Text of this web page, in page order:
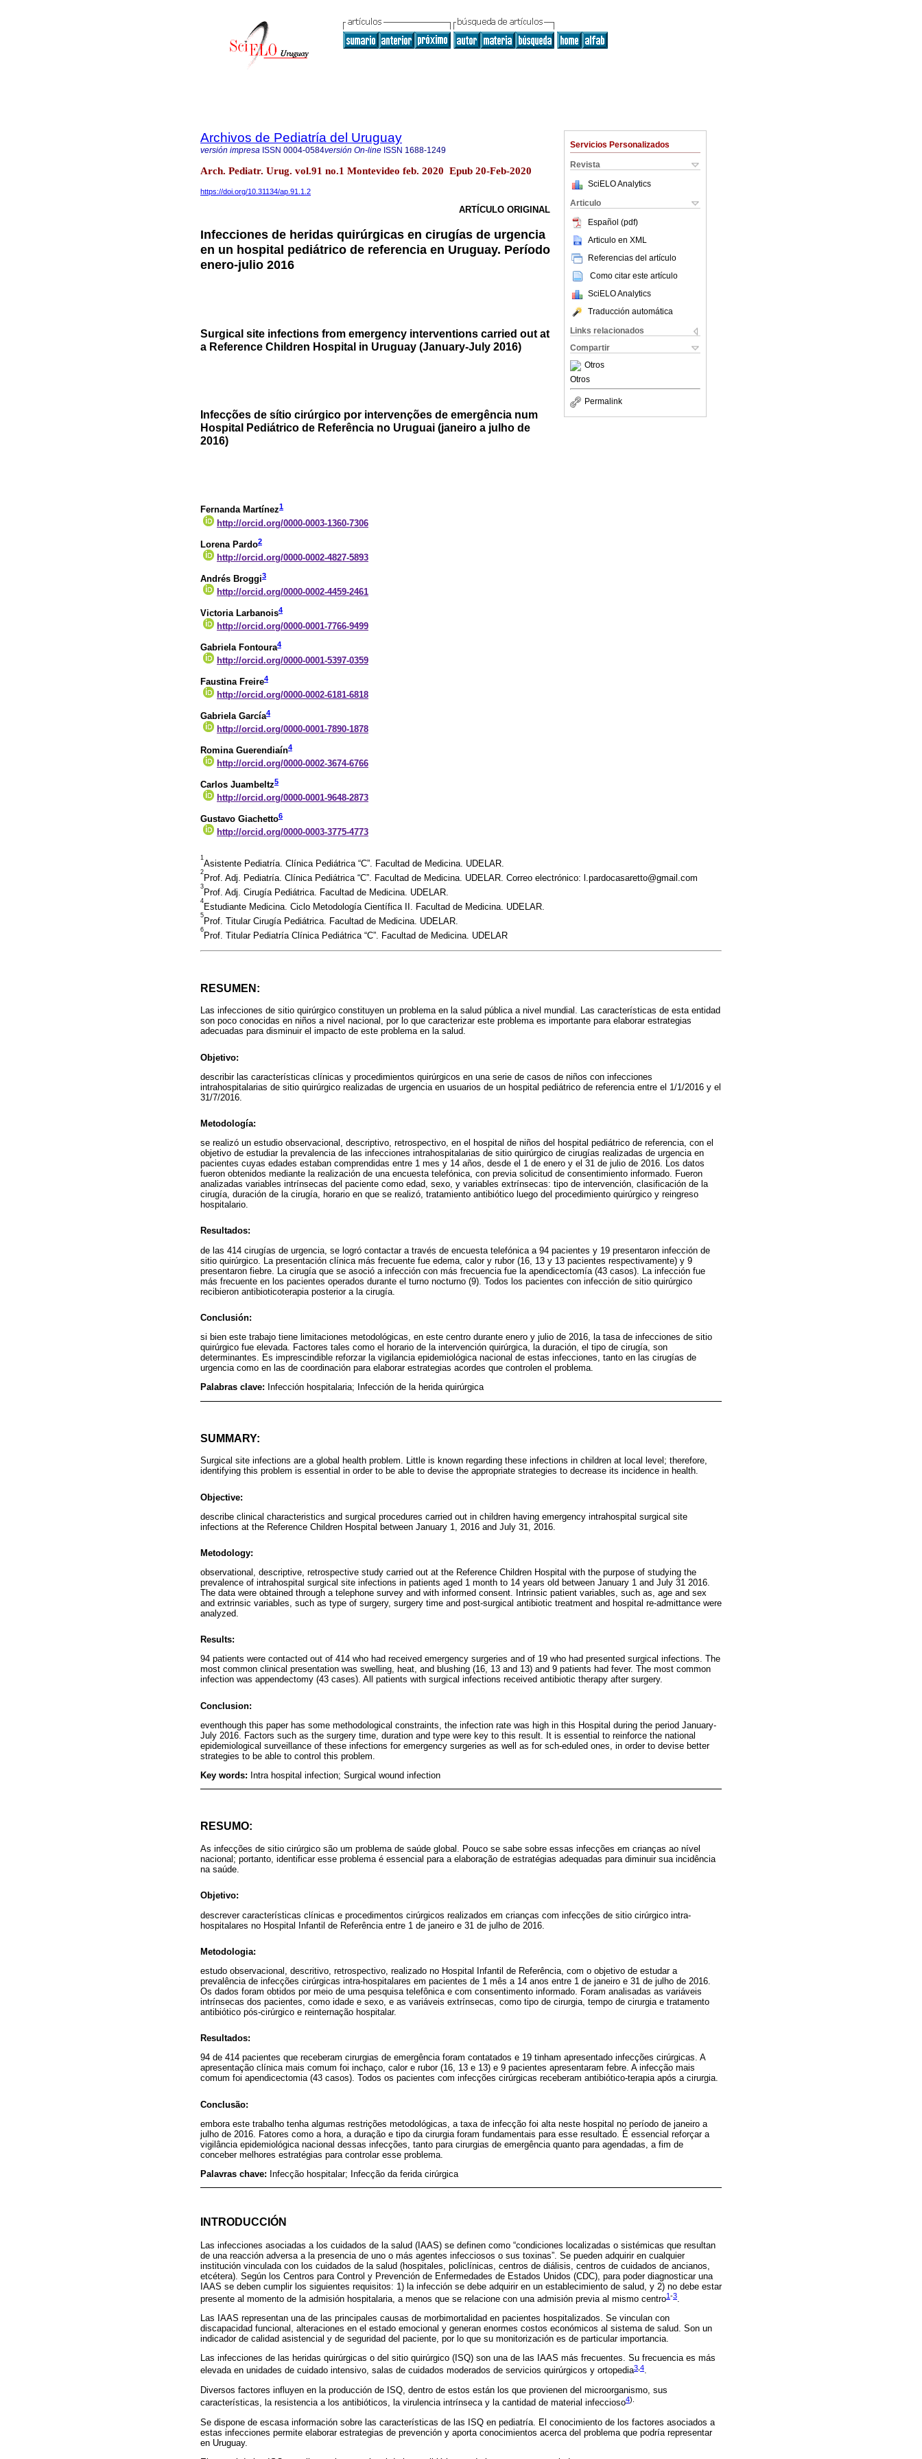
Servicios Personalizados
Revista
SciELO Analytics
Articulo
Español (pdf)
Articulo en XML
Referencias del artículo
Como citar este artículo
SciELO Analytics
Traducción automática
Links relacionados
Compartir
Otros
Otros
Permalink
Archivos de Pediatría del Uruguay
versión impresa ISSN 0004-0584versión On-line ISSN 1688-1249
Arch. Pediatr. Urug. vol.91 no.1 Montevideo feb. 2020 Epub 20-Feb-2020
https://doi.org/10.31134/ap.91.1.2
ARTÍCULO ORIGINAL
Infecciones de heridas quirúrgicas en cirugías de urgencia
en un hospital pediátrico de referencia en Uruguay. Período
enero-julio 2016
Surgical site infections from emergency interventions carried out at
a Reference Children Hospital in Uruguay (January-July 2016)
Infecções de sítio cirúrgico por intervenções de emergência num
Hospital Pediátrico de Referência no Uruguai (janeiro a julho de
2016)
Fernanda Martínez1
http://orcid.org/0000-0003-1360-7306
Lorena Pardo2
http://orcid.org/0000-0002-4827-5893
Andrés Broggi3
http://orcid.org/0000-0002-4459-2461
Victoria Larbanois4
http://orcid.org/0000-0001-7766-9499
Gabriela Fontoura4
http://orcid.org/0000-0001-5397-0359
Faustina Freire4
http://orcid.org/0000-0002-6181-6818
Gabriela García4
http://orcid.org/0000-0001-7890-1878
Romina Guerendiaín4
http://orcid.org/0000-0002-3674-6766
Carlos Juambeltz5
http://orcid.org/0000-0001-9648-2873
Gustavo Giachetto6
http://orcid.org/0000-0003-3775-4773
1
Asistente Pediatría. Clínica Pediátrica “C”. Facultad de Medicina. UDELAR.
2
Prof. Adj. Pediatría. Clínica Pediátrica “C”. Facultad de Medicina. UDELAR. Correo electrónico: l.pardocasaretto@gmail.com
3
Prof. Adj. Cirugía Pediátrica. Facultad de Medicina. UDELAR.
4
Estudiante Medicina. Ciclo Metodología Científica II. Facultad de Medicina. UDELAR.
5
Prof. Titular Cirugía Pediátrica. Facultad de Medicina. UDELAR.
6
Prof. Titular Pediatría Clínica Pediátrica “C”. Facultad de Medicina. UDELAR
RESUMEN:
Las infecciones de sitio quirúrgico constituyen un problema en la salud pública a nivel mundial. Las características de esta entidad
son poco conocidas en niños a nivel nacional, por lo que caracterizar este problema es importante para elaborar estrategias
adecuadas para disminuir el impacto de este problema en la salud.
Objetivo:
describir las características clínicas y procedimientos quirúrgicos en una serie de casos de niños con infecciones
intrahospitalarias de sitio quirúrgico realizadas de urgencia en usuarios de un hospital pediátrico de referencia entre el 1/1/2016 y el
31/7/2016.
Metodología:
se realizó un estudio observacional, descriptivo, retrospectivo, en el hospital de niños del hospital pediátrico de referencia, con el
objetivo de estudiar la prevalencia de las infecciones intrahospitalarias de sitio quirúrgico de cirugías realizadas de urgencia en
pacientes cuyas edades estaban comprendidas entre 1 mes y 14 años, desde el 1 de enero y el 31 de julio de 2016. Los datos
fueron obtenidos mediante la realización de una encuesta telefónica, con previa solicitud de consentimiento informado. Fueron
analizadas variables intrínsecas del paciente como edad, sexo, y variables extrínsecas: tipo de intervención, clasificación de la
cirugía, duración de la cirugía, horario en que se realizó, tratamiento antibiótico luego del procedimiento quirúrgico y reingreso
hospitalario.
Resultados:
de las 414 cirugías de urgencia, se logró contactar a través de encuesta telefónica a 94 pacientes y 19 presentaron infección de
sitio quirúrgico. La presentación clínica más frecuente fue edema, calor y rubor (16, 13 y 13 pacientes respectivamente) y 9
presentaron fiebre. La cirugía que se asoció a infección con más frecuencia fue la apendicectomía (43 casos). La infección fue
más frecuente en los pacientes operados durante el turno nocturno (9). Todos los pacientes con infección de sitio quirúrgico
recibieron antibioticoterapia posterior a la cirugía.
Conclusión:
si bien este trabajo tiene limitaciones metodológicas, en este centro durante enero y julio de 2016, la tasa de infecciones de sitio
quirúrgico fue elevada. Factores tales como el horario de la intervención quirúrgica, la duración, el tipo de cirugía, son
determinantes. Es imprescindible reforzar la vigilancia epidemiológica nacional de estas infecciones, tanto en las cirugías de
urgencia como en las de coordinación para elaborar estrategias acordes que controlen el problema.
Palabras clave: Infección hospitalaria; Infección de la herida quirúrgica
SUMMARY:
Surgical site infections are a global health problem. Little is known regarding these infections in children at local level; therefore,
identifying this problem is essential in order to be able to devise the appropriate strategies to decrease its incidence in health.
Objective:
describe clinical characteristics and surgical procedures carried out in children having emergency intrahospital surgical site
infections at the Reference Children Hospital between January 1, 2016 and July 31, 2016.
Metodology:
observational, descriptive, retrospective study carried out at the Reference Children Hospital with the purpose of studying the
prevalence of intrahospital surgical site infections in patients aged 1 month to 14 years old between January 1 and July 31 2016.
The data were obtained through a telephone survey and with informed consent. Intrinsic patient variables, such as, age and sex
and extrinsic variables, such as type of surgery, surgery time and post-surgical antibiotic treatment and hospital re-admittance were
analyzed.
Results:
94 patients were contacted out of 414 who had received emergency surgeries and of 19 who had presented surgical infections. The
most common clinical presentation was swelling, heat, and blushing (16, 13 and 13) and 9 patients had fever. The most common
infection was appendectomy (43 cases). All patients with surgical infections received antibiotic therapy after surgery.
Conclusion:
eventhough this paper has some methodological constraints, the infection rate was high in this Hospital during the period January-
July 2016. Factors such as the surgery time, duration and type were key to this result. It is essential to reinforce the national
epidemiological surveillance of these infections for emergency surgeries as well as for sch-eduled ones, in order to devise better
strategies to be able to control this problem.
Key words: Intra hospital infection; Surgical wound infection
RESUMO:
As infecções de sitio cirúrgico são um problema de saúde global. Pouco se sabe sobre essas infecções em crianças ao nível
nacional; portanto, identificar esse problema é essencial para a elaboração de estratégias adequadas para diminuir sua incidência
na saúde.
Objetivo:
descrever características clínicas e procedimentos cirúrgicos realizados em crianças com infecções de sitio cirúrgico intra-
hospitalares no Hospital Infantil de Referência entre 1 de janeiro e 31 de julho de 2016.
Metodologia:
estudo observacional, descritivo, retrospectivo, realizado no Hospital Infantil de Referência, com o objetivo de estudar a
prevalência de infecções cirúrgicas intra-hospitalares em pacientes de 1 mês a 14 anos entre 1 de janeiro e 31 de julho de 2016.
Os dados foram obtidos por meio de uma pesquisa telefônica e com consentimento informado. Foram analisadas as variáveis
intrínsecas dos pacientes, como idade e sexo, e as variáveis extrínsecas, como tipo de cirurgia, tempo de cirurgia e tratamento
antibiótico pós-cirúrgico e reinternação hospitalar.
Resultados:
94 de 414 pacientes que receberam cirurgias de emergência foram contatados e 19 tinham apresentado infecções cirúrgicas. A
apresentação clínica mais comum foi inchaço, calor e rubor (16, 13 e 13) e 9 pacientes apresentaram febre. A infecção mais
comum foi apendicectomia (43 casos). Todos os pacientes com infecções cirúrgicas receberam antibiótico-terapia após a cirurgia.
Conclusão:
embora este trabalho tenha algumas restrições metodológicas, a taxa de infecção foi alta neste hospital no período de janeiro a
julho de 2016. Fatores como a hora, a duração e tipo da cirurgia foram fundamentais para esse resultado. É essencial reforçar a
vigilância epidemiológica nacional dessas infecções, tanto para cirurgias de emergência quanto para agendadas, a fim de
conceber melhores estratégias para controlar esse problema.
Palavras chave: Infecção hospitalar; Infecção da ferida cirúrgica
INTRODUCCIÓN
Las infecciones asociadas a los cuidados de la salud (IAAS) se definen como “condiciones localizadas o sistémicas que resultan
de una reacción adversa a la presencia de uno o más agentes infecciosos o sus toxinas”. Se pueden adquirir en cualquier
institución vinculada con los cuidados de la salud (hospitales, policlínicas, centros de diálisis, centros de cuidados de ancianos,
etcétera). Según los Centros para Control y Prevención de Enfermedades de Estados Unidos (CDC), para poder diagnosticar una
IAAS se deben cumplir los siguientes requisitos: 1) la infección se debe adquirir en un establecimiento de salud, y 2) no debe estar
presente al momento de la admisión hospitalaria, a menos que se relacione con una admisión previa al mismo centro1-3
Las IAAS representan una de las principales causas de morbimortalidad en pacientes hospitalizados. Se vinculan con
discapacidad funcional, alteraciones en el estado emocional y generan enormes costos económicos al sistema de salud. Son un
indicador de calidad asistencial y de seguridad del paciente, por lo que su monitorización es de particular importancia.
Las infecciones de las heridas quirúrgicas o del sitio quirúrgico (ISQ) son una de las IAAS más frecuentes. Su frecuencia es más
elevada en unidades de cuidado intensivo, salas de cuidados moderados de servicios quirúrgicos y ortopedia3 4.
Diversos factores influyen en la producción de ISQ, dentro de estos están los que provienen del microorganismo, sus
características, la resistencia a los antibióticos, la virulencia intrínseca y la cantidad de material infeccioso4).
Se dispone de escasa información sobre las características de las ISQ en pediatría. El conocimiento de los factores asociados a
estas infecciones permite elaborar estrategias de prevención y aporta conocimientos acerca del problema que podría representar
en Uruguay.